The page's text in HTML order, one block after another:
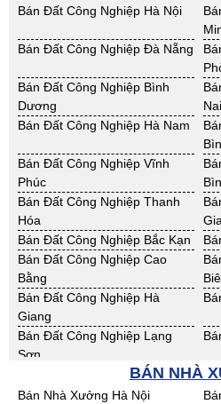
Cho Thuê Nhà Xưởng Nam
Cho Thuê Nhà Xưởng Sơn La
Cho Thuê Nhà Xưởng Thái
Nguyên
Cho Thuê Nhà Xưởng Yên Bái
Cho Thuê Nhà Xưởng Khánh
Hoà
Cho Thuê Nhà Xưởng Bình
Định
Cho Thuê Nhà Xưởng Đăk
Nông
Cho Thuê Nhà Xưởng Gia Lai
Cho Thuê Nhà Xưởng Kon
Tum
Cho Thuê Nhà Xưởng Ninh
Thuận
Cho Thuê Nhà Xưởng Quảng
Bình
Bán Đất Công Nghiệp Hà Nội
Bán Đất Công Nghiệp Đà Nẵng
Bán Đất Công Nghiệp Bình
Dương
Nai
Bán Đất Công Nghiệp Hà Nam
Bán Đất Công Nghiệp Vĩnh
Phúc
Bán Đất Công Nghiệp Thanh
Hóa
Bán Đất Công Nghiệp Bắc Kạn
Bán Đất Công Nghiệp Cao
Bằng
Bán Đất Công Nghiệp Hà
Giang
Bán Đất Công Nghiệp Lạng
Sơn
Bán Đất Công Nghiệp Nam
Định
BÁN NHÀ
Bán Nhà Xưởng Hà Nội